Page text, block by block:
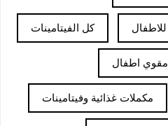
كل الفيتامينات
مقوي اطفال
مكملات غذائية وفيتامينات